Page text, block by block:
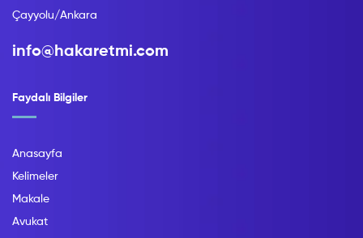
Faydalı Bilgiler
Anasayfa
Kelimeler
Makale
Avukat
Çayyolu/Ankara
info@hakaretmi.com